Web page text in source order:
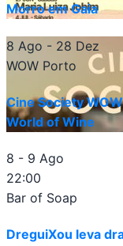
Morro em Gaia
8 Ago - 28 Dez
WOW Porto
Cine Society
World of Wine
8 - 9 Ago
22:00
Bar of Soap
DreguiXou leva